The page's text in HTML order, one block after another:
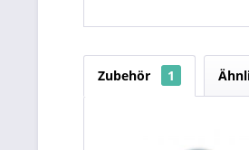
Zubehör 1